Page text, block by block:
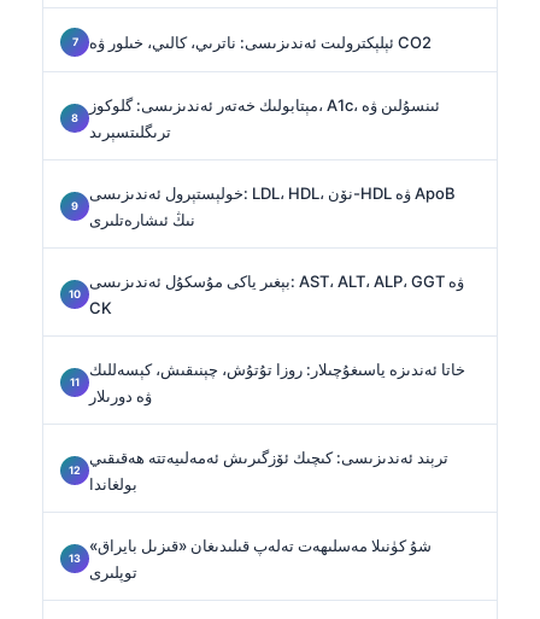
ئېلېكترولىت ئەندىزىسى: ناترىي، كالىي، خىلور ۋە CO2
مېتابولىك خەتەر ئەندىزىسى: گلوكوز، A1c، ئىنسۇلىن ۋە
ترىگلىتسېرىد
خولېستېرول ئەندىزىسى: LDL، HDL، نۆن-HDL ۋە ApoB
نىڭ ئىشارەتلىرى
بېغىر ياكى مۇسكۇل ئەندىزىسى: AST، ALT، ALP، GGT ۋە
CK
خاتا ئەندىزە ياسىغۇچىلار: روزا تۇتۇش، چېنىقىش، كېسەللىك
ۋە دورىلار
ترېند ئەندىزىسى: كىچىك ئۆزگىرىش ئەمەلىيەتتە ھەقىقىي
بولغاندا
شۇ كۈنىلا مەسلىھەت تەلەپ قىلىدىغان «قىزىل بايراق»
توپلىرى